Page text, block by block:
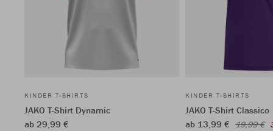
KINDER T-SHIRTS
JAKO T-Shirt Dynamic
ab 29,99 €
KINDER T-SHIRTS
JAKO T-Shirt Classico
ab 13,99 € 19,99 €